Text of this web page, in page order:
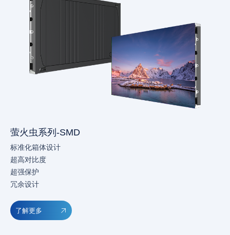
萤火虫系列-SMD
标准化箱体设计
超高对比度
超强保护
冗余设计
了解更多